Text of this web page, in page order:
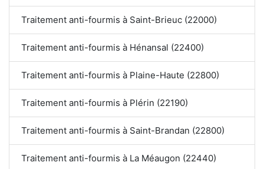
Traitement anti-fourmis à Saint-Brieuc (22000)
Traitement anti-fourmis à Hénansal (22400)
Traitement anti-fourmis à Plaine-Haute (22800)
Traitement anti-fourmis à Plérin (22190)
Traitement anti-fourmis à Saint-Brandan (22800)
Traitement anti-fourmis à La Méaugon (22440)